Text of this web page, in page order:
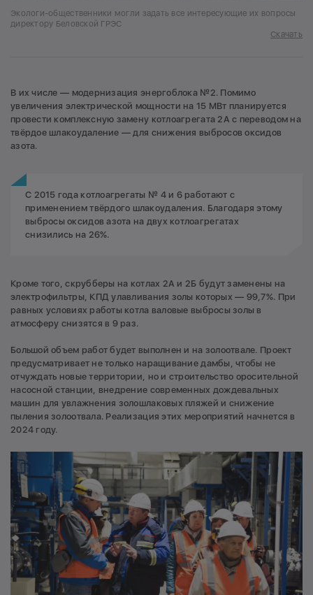
Экологи-общественники могли задать все интересующие их вопросы
директору Беловской ГРЭС
Скачать
В их числе — модернизация энергоблока №2. Помимо
увеличения электрической мощности на 15 МВт планируется
провести комплексную замену котлоагрегата 2А с переводом на
твёрдое шлакоудаление — для снижения выбросов оксидов
азота.
С 2015 года котлоагрегаты № 4 и 6 работают с
применением твёрдого шлакоудаления. Благодаря этому
выбросы оксидов азота на двух котлоагрегатах
снизились на 26%.
Кроме того, скрубберы на котлах 2А и 2Б будут заменены на
электрофильтры, КПД улавливания золы которых — 99,7%. При
равных условиях работы котла валовые выбросы золы в
атмосферу снизятся в 9 раз.
Большой объем работ будет выполнен и на золоотвале. Проект
предусматривает не только наращивание дамбы, чтобы не
отчуждать новые территории, но и строительство оросительной
насосной станции, внедрение современных дождевальных
машин для увлажнения золошлаковых пляжей и снижение
пыления золоотвала. Реализация этих мероприятий начнется в
2024 году.